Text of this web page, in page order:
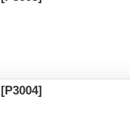
[P3004]